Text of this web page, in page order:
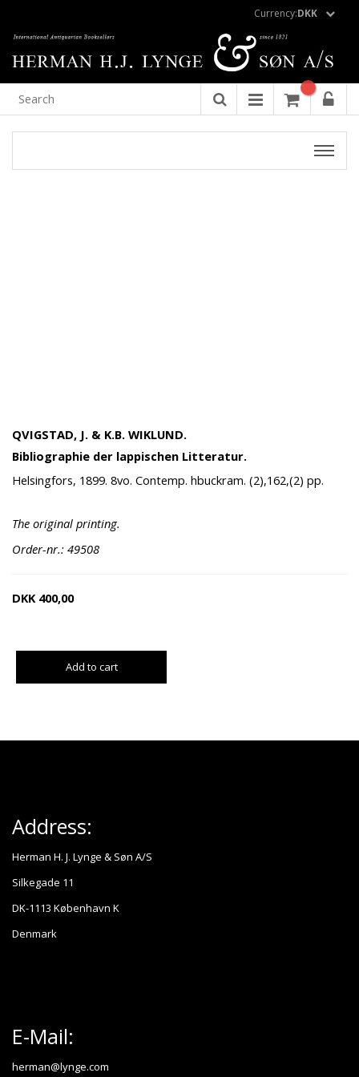
Currency:DKK
QVIGSTAD, J. & K.B. WIKLUND.
Bibliographie der lappischen Litteratur.
Helsingfors, 1899. 8vo. Contemp. hbuckram. (2),162,(2) pp.
The original printing.
Order-nr.: 49508
DKK 400,00
Add to cart
Address:
Herman H. J. Lynge & Søn A/S
Silkegade 11
DK-1113 København K
Denmark
E-Mail:
herman@lynge.com